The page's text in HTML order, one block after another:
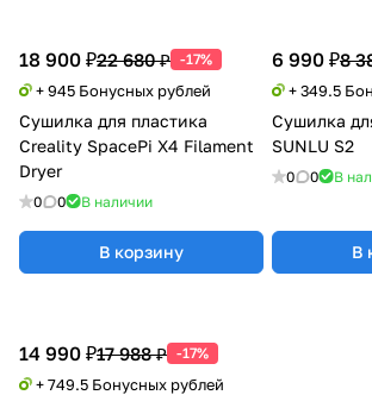
18 900 ₽22 680 ₽ -17%
+ 945 Бонусных рублей
Сушилка для пластика
Creality SpacePi X4 Filament
Dryer
0 0 В наличии
В корзину
6 990 ₽8
+ 349.5
Сушилка
SUNLU S2
0 0 В
В
14 990 ₽17 988 ₽ -17%
+ 749.5 Бонусных рублей